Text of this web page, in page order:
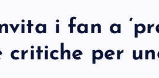
i fan a
critiche per